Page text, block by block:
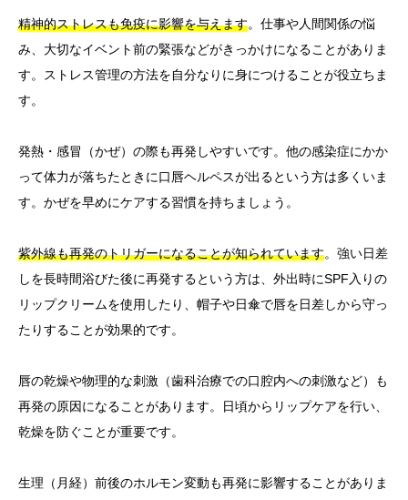
精神的ストレスも免疫に影響を与えます。仕事や人間関係の悩
み、大切なイベント前の緊張などがきっかけになることがありま
す。ストレス管理の方法を自分なりに身につけることが役立ちま
す。
発熱・感冒（かぜ）の際も再発しやすいです。他の感染症にかか
って体力が落ちたときに口唇ヘルペスが出るという方は多くいま
す。かぜを早めにケアする習慣を持ちましょう。
紫外線も再発のトリガーになることが知られています。強い日差
しを長時間浴びた後に再発するという方は、外出時にSPF入りの
リップクリームを使用したり、帽子や日傘で唇を日差しから守っ
たりすることが効果的です。
唇の乾燥や物理的な刺激（歯科治療での口腔内への刺激など）も
再発の原因になることがあります。日頃からリップケアを行い、
乾燥を防ぐことが重要です。
生理（月経）前後のホルモン変動も再発に影響することがありま